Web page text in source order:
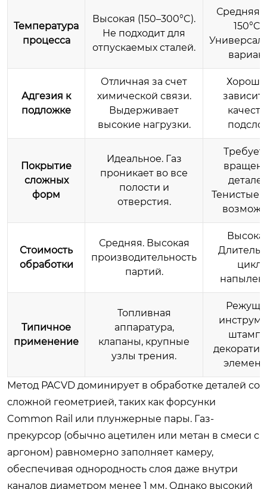
Температура
процесса
Высокая (150–300°C).
Не подходит для
отпускаемых сталей.
Средняя
150°C).
Адгезия к
подложке
Отличная за счет
химической связи.
Выдерживает
высокие нагрузки.
зависит
Покрытие
сложных
форм
Идеальное. Газ
проникает во все
полости и
отверстия.
Тенистые
Стоимость
обработки
Средняя. Высокая
производительность
партий.
цикл
Типичное
применение
Топливная
аппаратура,
клапаны, крупные
узлы трения.
Метод PACVD доминирует в обработке деталей со
сложной геометрией, таких как форсунки
Common Rail или плунжерные пары. Газ-
прекурсор (обычно ацетилен или метан в смеси с
аргоном) равномерно заполняет камеру,
обеспечивая однородность слоя даже внутри
каналов диаметром менее 1 мм. Однако высокий